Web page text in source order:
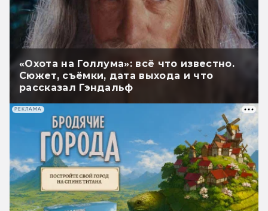
«Охота на Голлума»: всё что известно.
Сюжет, съёмки, дата выхода и что
рассказал Гэндальф
РЕКЛАМА